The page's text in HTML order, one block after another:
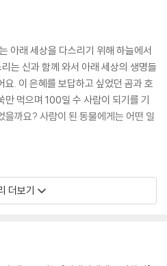
세우는 데 중요한 역할을 한 10명의 신
십제’라 지었다. 온조왕은 비옥한 땅에
나라를 만들었다. 나라의 힘은 점점
모여들었다. 미추홀 쪽에서도 사람들
입니다. 오늘도 미추홀에 살던 가족들
알이 있었다. 여섯 촌장은 조심스럽
다는 듯 하얀 말이 일어나 몸통에 접고
치자 바람이 일기 시작했다. 하얀 말은
랐다. 빛 주위를 뱅뱅 돌 때마다 조각
아래 세상을 다스리기 위해 하늘에서
는 신과 함께 와서 아래 세상의 생명들
. 이 은혜를 보답하고 싶었던 곰과 호
만 먹으며 100일 수 사람이 되기를 기
을까요? 사람이 된 동물에게는 어떤 일
데려와서 돌보기로 했어요. 그날부터
어요. 한 줄기 빛은 알에 비추고 동물들
더보기